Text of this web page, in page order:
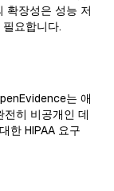
확장성은 성능 저
요합니다.
는 애
히 비공개인 데
한 HIPAA 요구